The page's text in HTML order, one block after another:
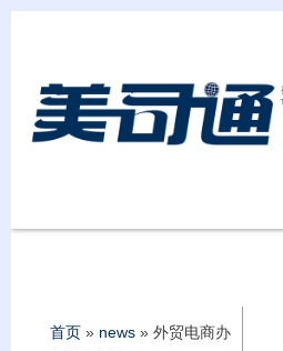
首页 » news » 外贸电商办